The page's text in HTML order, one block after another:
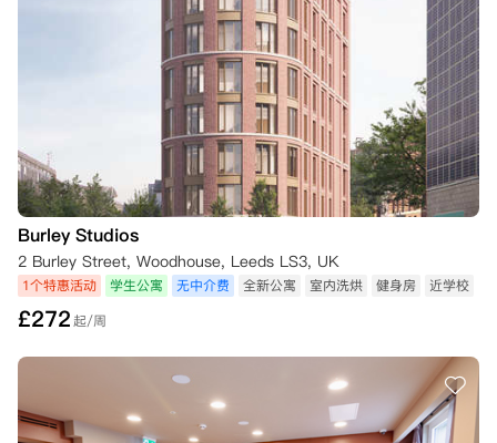
Burley Studios
2 Burley Street, Woodhouse, Leeds LS3, UK
1个特惠活动 学生公寓 无中介费 全新公寓 室内洗烘 健身房 近学校
£272起/周